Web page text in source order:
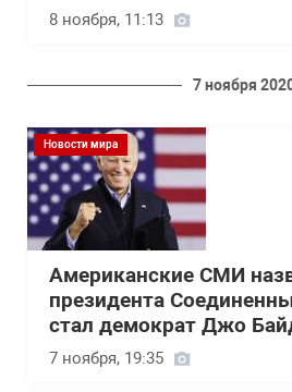
8 ноября, 11:13
7 ноября
Новости мира
Американские СМИ
президента
стал демократ Джо
7 ноября, 19:35